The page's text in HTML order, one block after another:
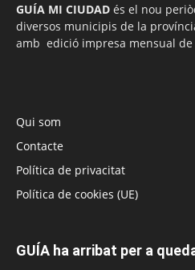
GUÍA MI CIUDAD és el nou
diversos municipis de la
amb edició impresa mensual
Qui som
Contacte
Política de privacitat
Política de cookies (UE)
GUÍA ha arribat per a